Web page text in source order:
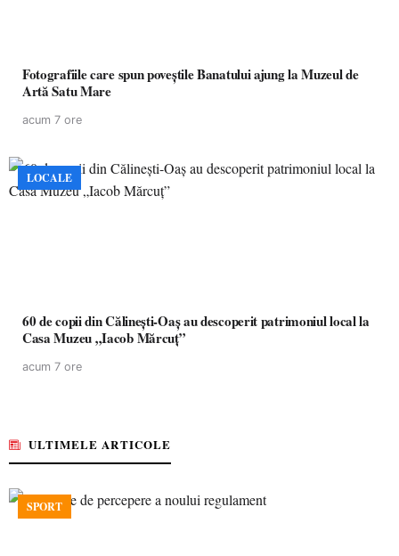
Fotografiile care spun poveștile Banatului ajung la Muzeul de
Artă Satu Mare
acum 7 ore
LOCALE
60 de copii din Călinești-Oaș au descoperit patrimoniul local la
Casa Muzeu „Iacob Mărcuț”
acum 7 ore
ULTIMELE ARTICOLE
SPORT